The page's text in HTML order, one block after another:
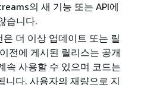
의 새 기능 또는 API에
습니다.
더 이상 업데이트 또는 릴
전에 게시된 릴리스는 공개
속 사용할 수 있으며 코드는
니다. 사용자의 재량으로 지